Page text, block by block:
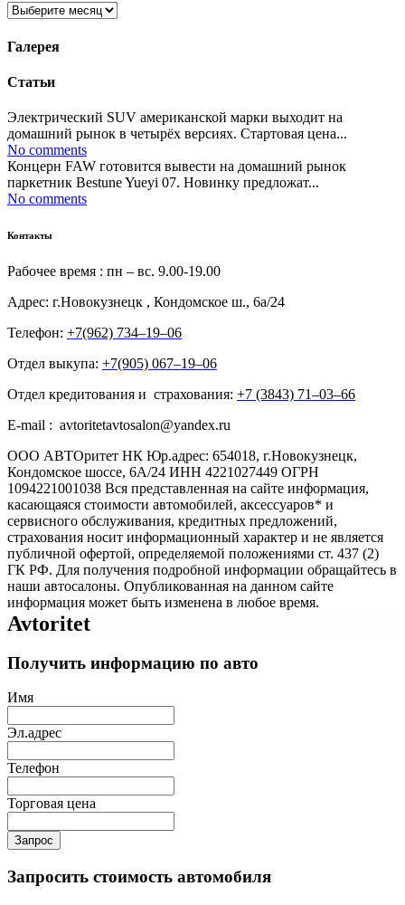
Архивы
Галерея
Статьи
Электрический SUV американской марки выходит на
домашний рынок в четырёх версиях. Стартовая цена...
No comments
Концерн FAW готовится вывести на домашний рынок
паркетник Bestune Yueyi 07. Новинку предложат...
No comments
Контакты
Рабочее время : пн – вс. 9.00-19.00
Адрес: г.Новокузнецк , Кондомское ш., 6а/24
Телефон: +7(962) 734‒19‒06
Отдел выкупа: +7(905) 067‒19‒06
Отдел кредитования и страхования: +7 (3843) 71‒03‒66
E-mail : avtoritetavtosalon@yandex.ru
ООО АВТОритет НК Юр.адрес: 654018, г.Новокузнецк,
Кондомское шоссе, 6А/24 ИНН 4221027449 ОГРН
1094221001038 Вся представленная на сайте информация,
касающаяся стоимости автомобилей, аксессуаров* и
сервисного обслуживания, кредитных предложений,
страхования носит информационный характер и не является
публичной офертой, определяемой положениями ст. 437 (2)
ГК РФ. Для получения подробной информации обращайтесь в
наши автосалоны. Опубликованная на данном сайте
информация может быть изменена в любое время.
Avtoritet
Получить информацию по авто
Имя
Эл.адрес
Телефон
Торговая цена
Запрос
Запросить стоимость автомобиля